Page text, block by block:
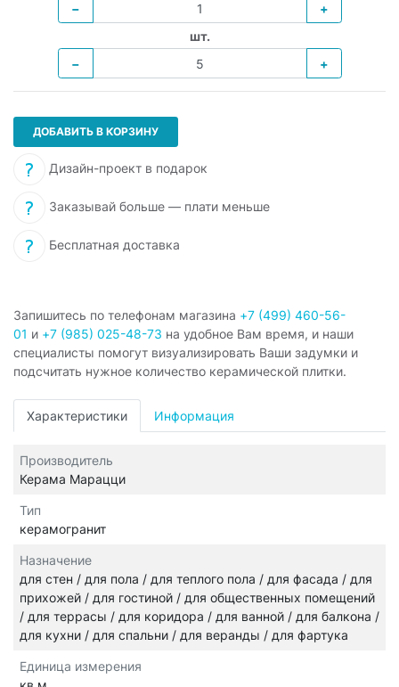
−
+
шт.
−
+
ДОБАВИТЬ В КОРЗИНУ
Дизайн-проект в подарок
Заказывай больше — плати меньше
Бесплатная доставка
Запишитесь по телефонам магазина +7 (499) 460-56-
01 и +7 (985) 025-48-73 на удобное Вам время, и наши
специалисты помогут визуализировать Ваши задумки и
подсчитать нужное количество керамической плитки.
Характеристики Информация
Производитель
Керама Марацци
Тип
керамогранит
Назначение
для стен / для пола / для теплого пола / для фасада / для
прихожей / для гостиной / для общественных помещений
/ для террасы / для коридора / для ванной / для балкона /
для кухни / для спальни / для веранды / для фартука
Единица измерения